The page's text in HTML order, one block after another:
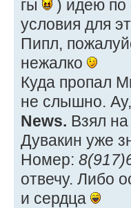
гы
) идею по
условия для
Пипл,
нежалко
Куда пропал
не слышно.
News. Взял
Дувакин уже
Номер:
отвечу. Либо
и сердца